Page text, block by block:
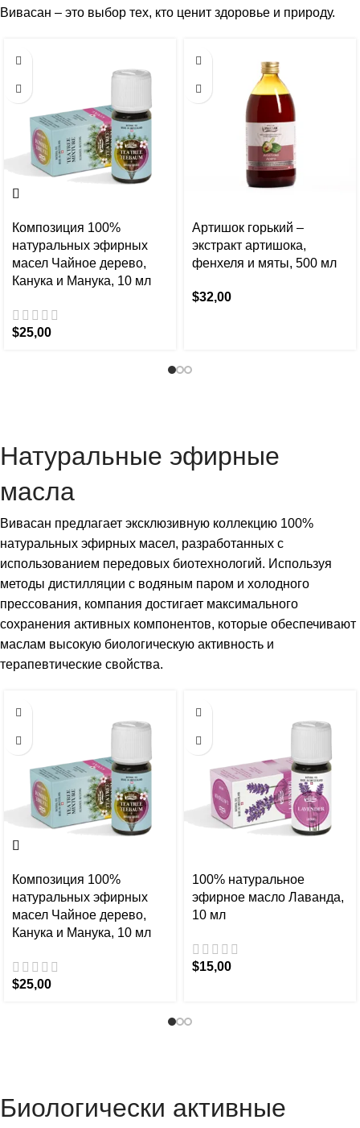
Вивасан – это выбор тех, кто ценит здоровье и природу.
Композиция 100%
натуральных эфирных
масел Чайное дерево,
Канука и Манука, 10 мл
$25,00
Артишок горький –
экстракт артишока,
фенхеля и мяты, 500 мл
$32,00
Натуральные эфирные
масла
Вивасан предлагает эксклюзивную коллекцию 100%
натуральных эфирных масел, разработанных с
использованием передовых биотехнологий. Используя
методы дистилляции с водяным паром и холодного
прессования, компания достигает максимального
сохранения активных компонентов, которые обеспечивают
маслам высокую биологическую активность и
терапевтические свойства.
Композиция 100%
натуральных эфирных
масел Чайное дерево,
Канука и Манука, 10 мл
$25,00
100% натуральное
эфирное масло Лаванда,
10 мл
$15,00
Биологически активные